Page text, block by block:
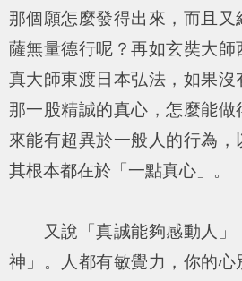
那個願怎麼發得出來，而且
薩無量德行呢？再如玄奘大
真大師東渡日本弘法，如果沒
那一股精誠的真心，怎麼能做
來能有超異於一般人的行為
其根本都在於「一點真心」。
又說「 真誠能夠感動人 」
神 」。人都有敏覺力，你的心